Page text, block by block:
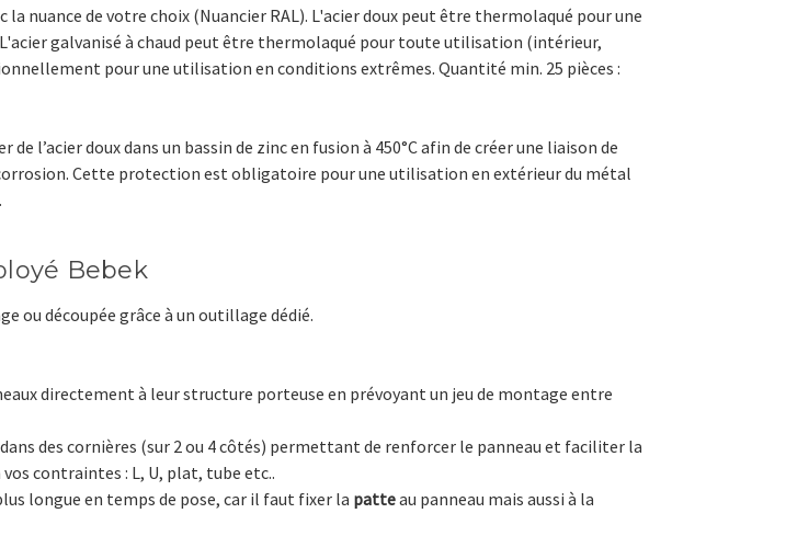
nuance de votre choix (Nuancier RAL). L'acier doux peut être thermolaqué pour une
galvanisé à chaud peut être thermolaqué pour toute utilisation (intérieur,
pour une utilisation en conditions extrêmes. Quantité min. 25 pièces :
l’acier doux dans un bassin de zinc en fusion à 450°C afin de créer une liaison de
Cette protection est obligatoire pour une utilisation en extérieur du métal
Bebek
ou découpée grâce à un outillage dédié.
directement à leur structure porteuse en prévoyant un jeu de montage entre
des cornières (sur 2 ou 4 côtés) permettant de renforcer le panneau et faciliter la
contraintes : L, U, plat, tube etc..
longue en temps de pose, car il faut fixer la patteau panneau mais aussi à la